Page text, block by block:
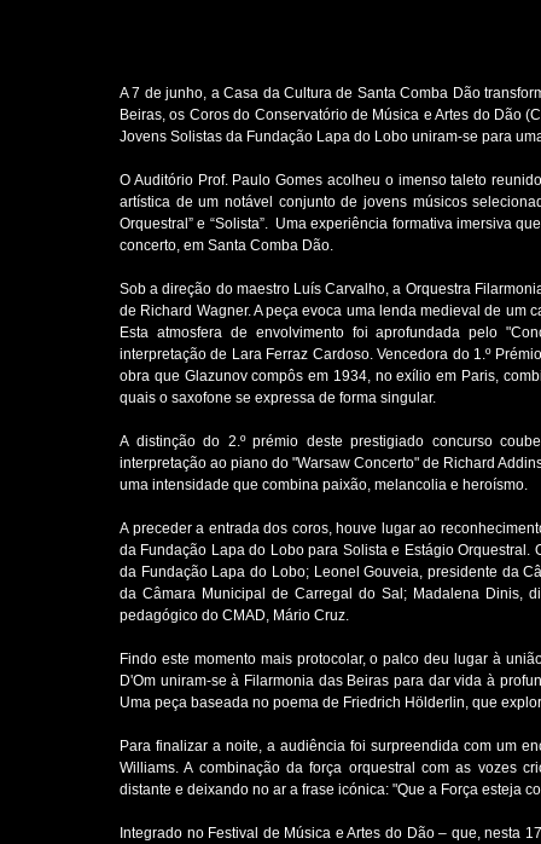
A 7 de junho, a Casa da Cultura de Santa Comba Dão
Beiras, os Coros do Conservatório de Música e Artes do Dão
Jovens Solistas da Fundação Lapa do Lobo uniram-se para
O Auditório Prof. Paulo Gomes acolheu o imenso taleto
artística de um notável conjunto de jovens músicos
Orquestral” e “Solista”.  Uma experiência formativa imersiva
concerto, em Santa Comba Dão.
Sob a direção do maestro Luís Carvalho, a Orquestra
de Richard Wagner. A peça evoca uma lenda medieval de um
Esta atmosfera de envolvimento foi aprofundada pelo
interpretação de Lara Ferraz Cardoso. Vencedora do 1.º
obra que Glazunov compôs em 1934, no exílio em Paris,
quais o saxofone se expressa de forma singular.
A distinção do 2.º prémio deste prestigiado concurso
interpretação ao piano do "Warsaw Concerto" de Richard
uma intensidade que combina paixão, melancolia e heroísmo.
A preceder a entrada dos coros, houve lugar ao
da Fundação Lapa do Lobo para Solista e Estágio
da Fundação Lapa do Lobo; Leonel Gouveia, presidente da
da Câmara Municipal de Carregal do Sal; Madalena Dinis,
pedagógico do CMAD, Mário Cruz.
Findo este momento mais protocolar, o palco deu lugar à
D'Om uniram-se à Filarmonia das Beiras para dar vida à
Uma peça baseada no poema de Friedrich Hölderlin, que
Para finalizar a noite, a audiência foi surpreendida com um
Williams. A combinação da força orquestral com as vozes
distante e deixando no ar a frase icónica: "Que a Força esteja
Integrado no Festival de Música e Artes do Dão – que, nesta